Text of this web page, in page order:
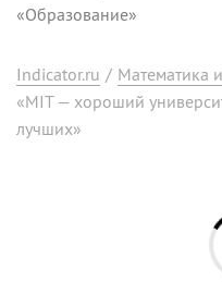
«Образование»
Indicator.ru / Математика
«MIT — хороший
лучших»